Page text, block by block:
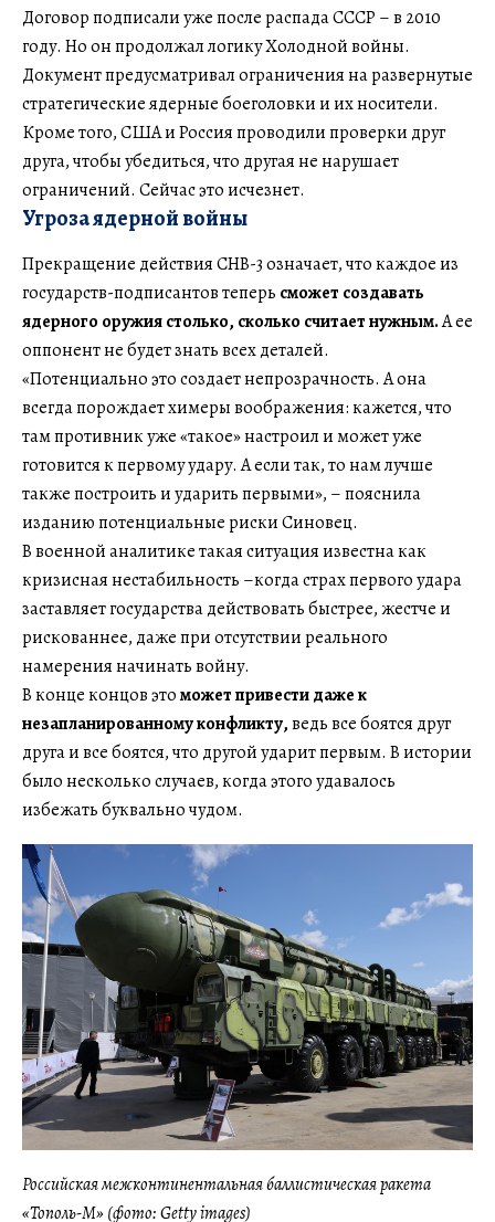
Договор подписали уже после распада СССР – в 2010
году. Но он продолжал логику Холодной войны.
Документ предусматривал ограничения на развернутые
стратегические ядерные боеголовки и их носители.
Кроме того, США и Россия проводили проверки друг
друга, чтобы убедиться, что другая не нарушает
ограничений. Сейчас это исчезнет.
Угроза ядерной войны
Прекращение действия СНВ-3 означает, что каждое из
государств-подписантов теперь сможет создавать
ядерного оружия столько, сколько считает нужным.А ее
оппонент не будет знать всех деталей.
«Потенциально это создает непрозрачность. А она
всегда порождает химеры воображения: кажется, что
там противник уже «такое» настроил и может уже
готовится к первому удару. А если так, то нам лучше
также построить и ударить первыми», – пояснила
изданию потенциальные риски Синовец.
В военной аналитике такая ситуация известна как
кризисная нестабильность –когда страх первого удара
заставляет государства действовать быстрее, жестче и
рискованнее, даже при отсутствии реального
намерения начинать войну.
В конце концов этоможет привести даже к
незапланированному конфликту,ведь все боятся друг
друга и все боятся, что другой ударит первым. В истории
было несколько случаев, когда этого удавалось
избежать буквально чудом.
Российская межконтинентальная баллистическая ракета
«Тополь-М» (фото: Getty images)